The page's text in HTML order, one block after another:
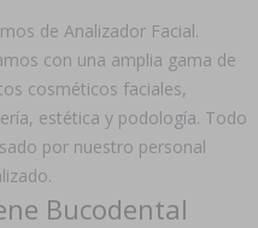
de Analizador Facial.
con una amplia gama de
cosméticos faciales,
estética y podología. Todo
por nuestro personal
Bucodental